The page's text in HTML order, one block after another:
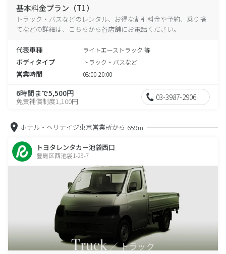
基本料金プラン（T1）
トラック・バスなどのレンタル、お得な割引料金や予約、乗り捨
てなどの詳細は、こちらから各店舗にお電話ください。
代表車種 ライトエーストラック 等
ボディタイプ トラック・バスなど
営業時間 08:00-20:00
6時間まで5,500円
免責補償制度1,100円 03-3987-2906
ホテル・ヘリテイジ東京営業所から 659m
トヨタレンタカー池袋西口
豊島区西池袋1-29-7